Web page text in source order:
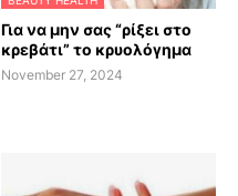
Για να μην σας “ρίξει στο
κρεβάτι” το κρυολόγημα
November 27, 2024